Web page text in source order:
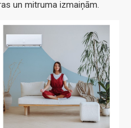
un mitruma izmaiņām.